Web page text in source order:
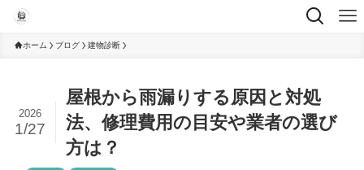
ホーム ブログ 建物診断
屋根から雨漏りする原因と対処
法、修理費用の目安や業者の選び
方は？
2026
1/27